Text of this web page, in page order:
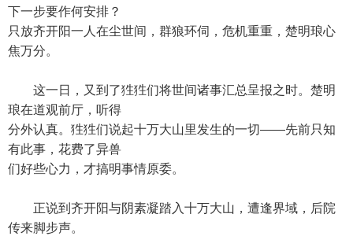
下一步要作何安排？
只放齐开阳一人在尘世间，群狼环伺，危机重重，楚明琅心
焦万分。
这一日，又到了狌狌们将世间诸事汇总呈报之时。楚明
琅在道观前厅，听得
分外认真。狌狌们说起十万大山里发生的一切——先前只知
有此事，花费了异兽
们好些心力，才搞明事情原委。
正说到齐开阳与阴素凝踏入十万大山，遭逢界域，后院
传来脚步声。